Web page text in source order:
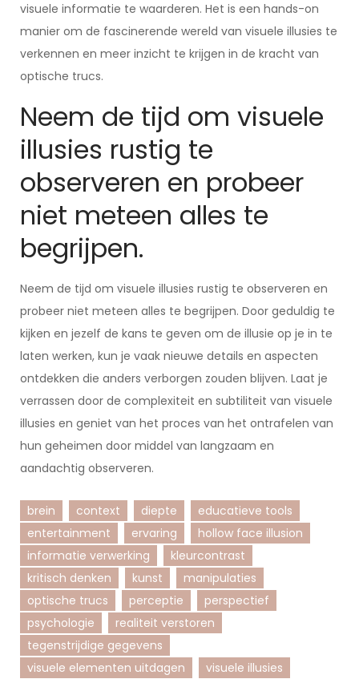
visuele informatie te waarderen. Het is een hands-on
manier om de fascinerende wereld van visuele illusies te
verkennen en meer inzicht te krijgen in de kracht van
optische trucs.
Neem de tijd om visuele
illusies rustig te
observeren en probeer
niet meteen alles te
begrijpen.
Neem de tijd om visuele illusies rustig te observeren en
probeer niet meteen alles te begrijpen. Door geduldig te
kijken en jezelf de kans te geven om de illusie op je in te
laten werken, kun je vaak nieuwe details en aspecten
ontdekken die anders verborgen zouden blijven. Laat je
verrassen door de complexiteit en subtiliteit van visuele
illusies en geniet van het proces van het ontrafelen van
hun geheimen door middel van langzaam en
aandachtig observeren.
brein context diepte
educatieve tools
entertainment
ervaring
hollow face illusion
informatie verwerking
kleurcontrast
kritisch denken
kunst
manipulaties
optische trucs
perceptie
perspectief
psychologie
realiteit verstoren
tegenstrijdige gegevens
visuele elementen uitdagen
visuele illusies